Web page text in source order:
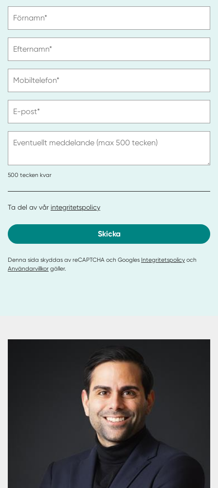
ange
Förnamn*
ange
Efternamn*
ange
Mobiltelefon*
ange
post
E-post*
Eventuellt meddelande (max 500 tecken)
500 tecken kvar
Ta del av vår integritetspolicy
Skicka
Denna sida skyddas av reCAPTCHA och Googles Integritetspolicy och
Användarvillkor gäller.